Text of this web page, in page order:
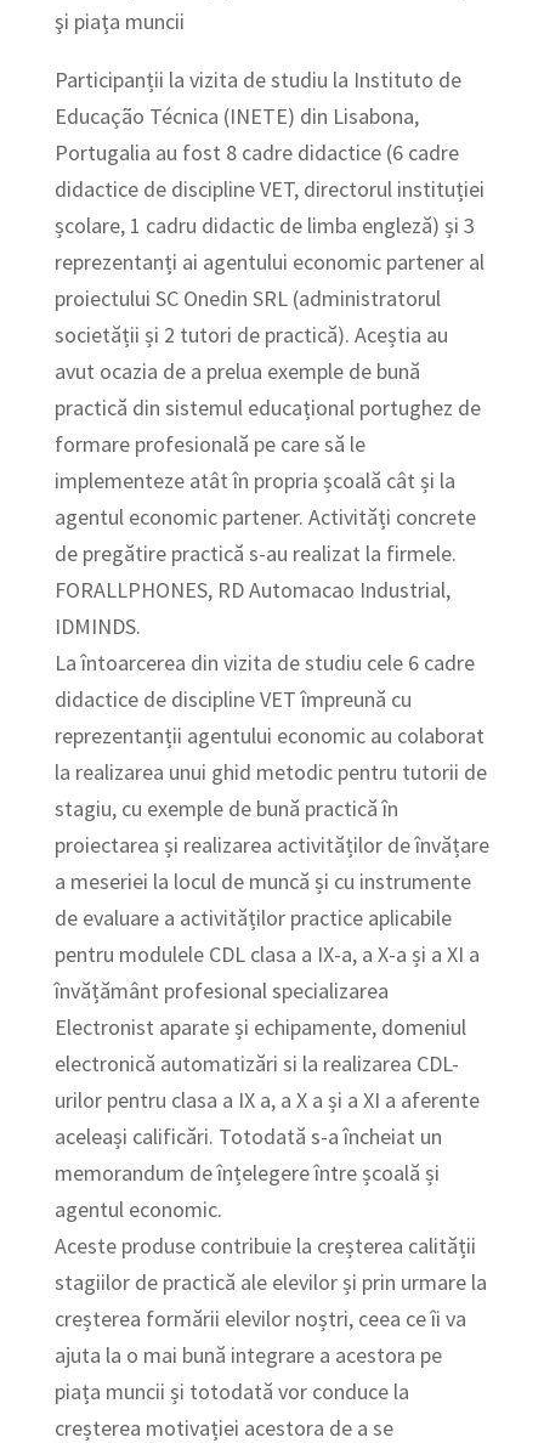
şi piaţa muncii
Participanții la vizita de studiu la Instituto de
Educação Técnica (INETE) din Lisabona,
Portugalia au fost 8 cadre didactice (6 cadre
didactice de discipline VET, directorul instituției
școlare, 1 cadru didactic de limba engleză) și 3
reprezentanți ai agentului economic partener al
proiectului SC Onedin SRL (administratorul
societății și 2 tutori de practică). Aceștia au
avut ocazia de a prelua exemple de bună
practică din sistemul educațional portughez de
formare profesională pe care să le
implementeze atât în propria școală cât și la
agentul economic partener. Activități concrete
de pregătire practică s-au realizat la firmele.
FORALLPHONES, RD Automacao Industrial,
IDMINDS.
La întoarcerea din vizita de studiu cele 6 cadre
didactice de discipline VET împreună cu
reprezentanții agentului economic au colaborat
la realizarea unui ghid metodic pentru tutorii de
stagiu, cu exemple de bună practică în
proiectarea și realizarea activităților de învățare
a meseriei la locul de muncă și cu instrumente
de evaluare a activităților practice aplicabile
pentru modulele CDL clasa a IX-a, a X-a și a XI a
învățământ profesional specializarea
Electronist aparate și echipamente, domeniul
electronică automatizări si la realizarea CDL-
urilor pentru clasa a IX a, a X a și a XI a aferente
aceleași calificări. Totodată s-a încheiat un
memorandum de înțelegere între școală și
agentul economic.
Aceste produse contribuie la creșterea calității
stagiilor de practică ale elevilor și prin urmare la
creșterea formării elevilor noștri, ceea ce îi va
ajuta la o mai bună integrare a acestora pe
piața muncii și totodată vor conduce la
creșterea motivației acestora de a se